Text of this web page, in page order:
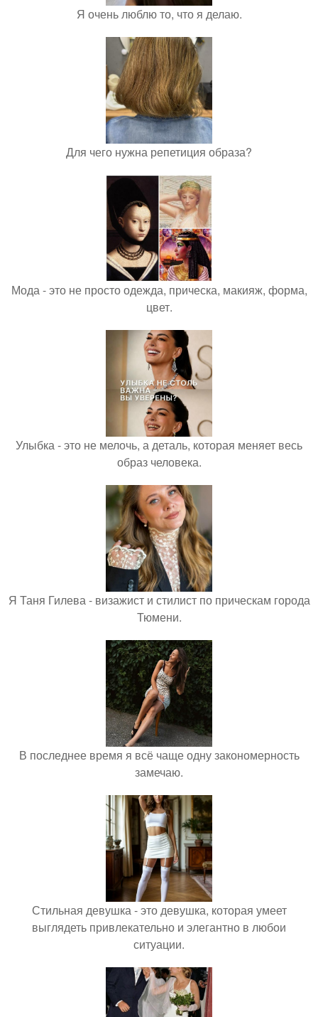
Я очень люблю то, что я делаю.
Для чего нужна репетиция образа?
Мода - это не просто одежда, прическа, макияж, форма,
цвет.
Улыбка - это не мелочь, а деталь, которая меняет весь
образ человека.
Я Таня Гилева - визажист и стилист по прическам города
Тюмени.
В последнее время я всё чаще одну закономерность
замечаю.
Стильная девушка - это девушка, которая умеет
выглядеть привлекательно и элегантно в любои
ситуации.